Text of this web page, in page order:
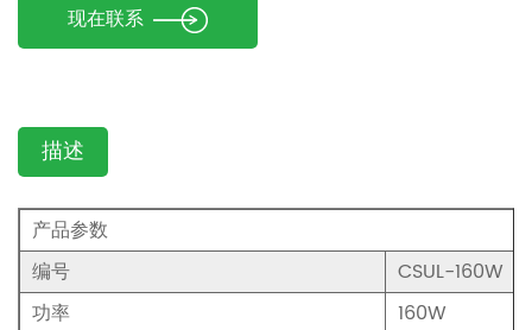
现在联系
描述
产品参数
编号
CSUL-160W
功率
160W